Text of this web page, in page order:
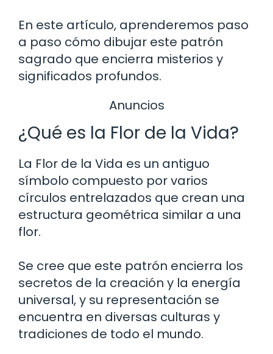
En este artículo, aprenderemos paso
a paso cómo dibujar este patrón
sagrado que encierra misterios y
significados profundos.
Anuncios
¿Qué es la Flor de la Vida?
La Flor de la Vida es un antiguo
símbolo compuesto por varios
círculos entrelazados que crean una
estructura geométrica similar a una
flor.
Se cree que este patrón encierra los
secretos de la creación y la energía
universal, y su representación se
encuentra en diversas culturas y
tradiciones de todo el mundo.